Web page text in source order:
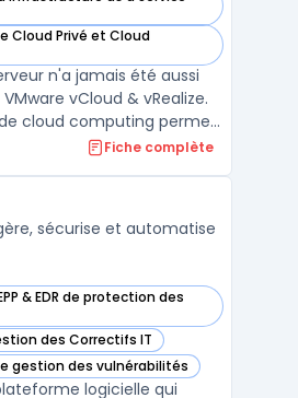
& vRealize dans cette catégorie
Cloud Privé et Cloud
& vRealize dans cette catégorie
n'a jamais été aussi
vCloud & vRealize.
cloud computing permet
de gérer leur infrastructure
computing pour la gestion
Fiche complète
sécurise et automatise
& EDR de protection des
cette catégorie
des Correctifs IT
cette catégorie
gestion des vulnérabilités
cette catégorie
logicielle qui